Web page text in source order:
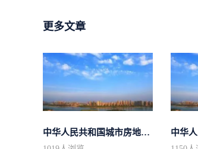
更多文章
中华人民共和国城市房地产管理法 中华